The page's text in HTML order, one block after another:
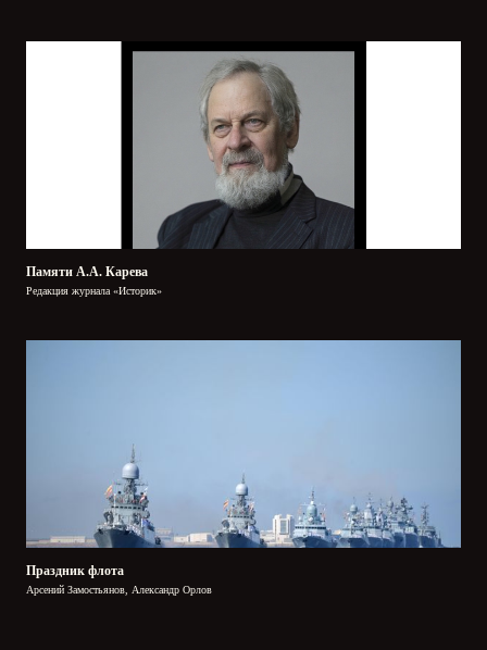
Памяти А.А. Карева
Редакция журнала «Историк»
Праздник флота
Арсений Замостьянов, Александр Орлов